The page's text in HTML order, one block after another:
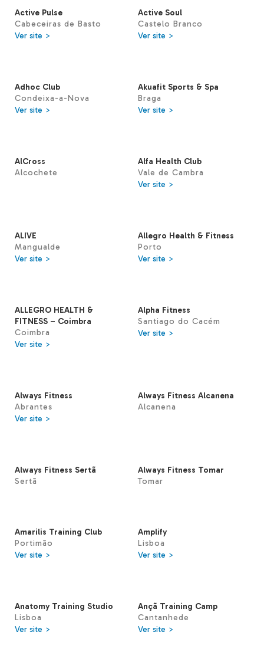
Active Pulse
Cabeceiras de Basto
Ver site >
Active Soul
Castelo Branco
Ver site >
Adhoc Club
Condeixa-a-Nova
Ver site >
Akuafit Sports & Spa
Braga
Ver site >
AlCross
Alcochete
Alfa Health Club
Vale de Cambra
Ver site >
ALIVE
Mangualde
Ver site >
Allegro Health & Fitness
Porto
Ver site >
ALLEGRO HEALTH &
FITNESS – Coimbra
Coimbra
Ver site >
Alpha Fitness
Santiago do Cacém
Ver site >
Always Fitness
Abrantes
Ver site >
Always Fitness Alcanena
Alcanena
Always Fitness Sertã
Sertã
Always Fitness Tomar
Tomar
Amarilis Training Club
Portimão
Ver site >
Amplify
Lisboa
Ver site >
Anatomy Training Studio
Lisboa
Ver site >
Ançã Training Camp
Cantanhede
Ver site >